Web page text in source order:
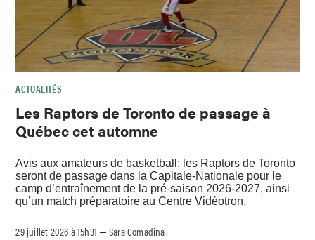
ACTUALITÉS
Les Raptors de Toronto de passage à
Québec cet automne
Avis aux amateurs de basketball: les Raptors de Toronto
seront de passage dans la Capitale-Nationale pour le
camp d’entraînement de la pré-saison 2026-2027, ainsi
qu’un match préparatoire au Centre Vidéotron.
29 juillet 2026 à 15h31 –Sara Comadina